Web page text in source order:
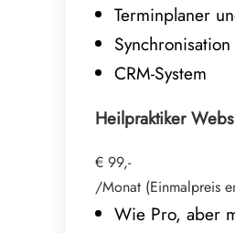
Terminplaner
CRM-System
Heilpraktiker
€ 99,-
/Monat (Einmalpreis
Wie Pro, aber